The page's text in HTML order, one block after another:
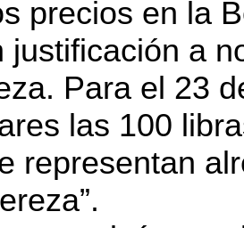
precios en la
justificación a
Para el 23
las 100
representan